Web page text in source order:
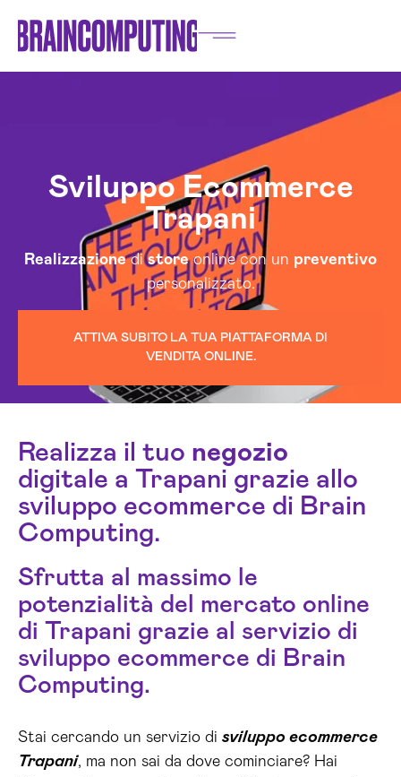
Sviluppo Ecommerce
Trapani
Realizzazionedistoreonline con un preventivo
personalizzato.
ATTIVA SUBITO LA TUA PIATTAFORMA DI
VENDITA ONLINE.
Realizza il tuo negozio
digitale a Trapani grazie allo
sviluppo ecommerce di Brain
Computing.
Sfrutta al massimo le
potenzialità del mercato online
di Trapani grazie al servizio di
sviluppo ecommerce di Brain
Computing.
Stai cercando un servizio di sviluppo ecommerce
Trapani, ma non sai da dove cominciare? Hai